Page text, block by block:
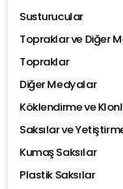
Susturucular
Topraklar ve Diğer
Topraklar
Diğer Medyalar
Köklendirme ve
Saksılar ve
Kumaş Saksılar
Plastik Saksılar